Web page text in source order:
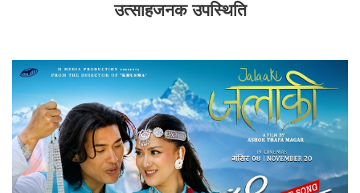
उत्साहजनक उपस्थिति